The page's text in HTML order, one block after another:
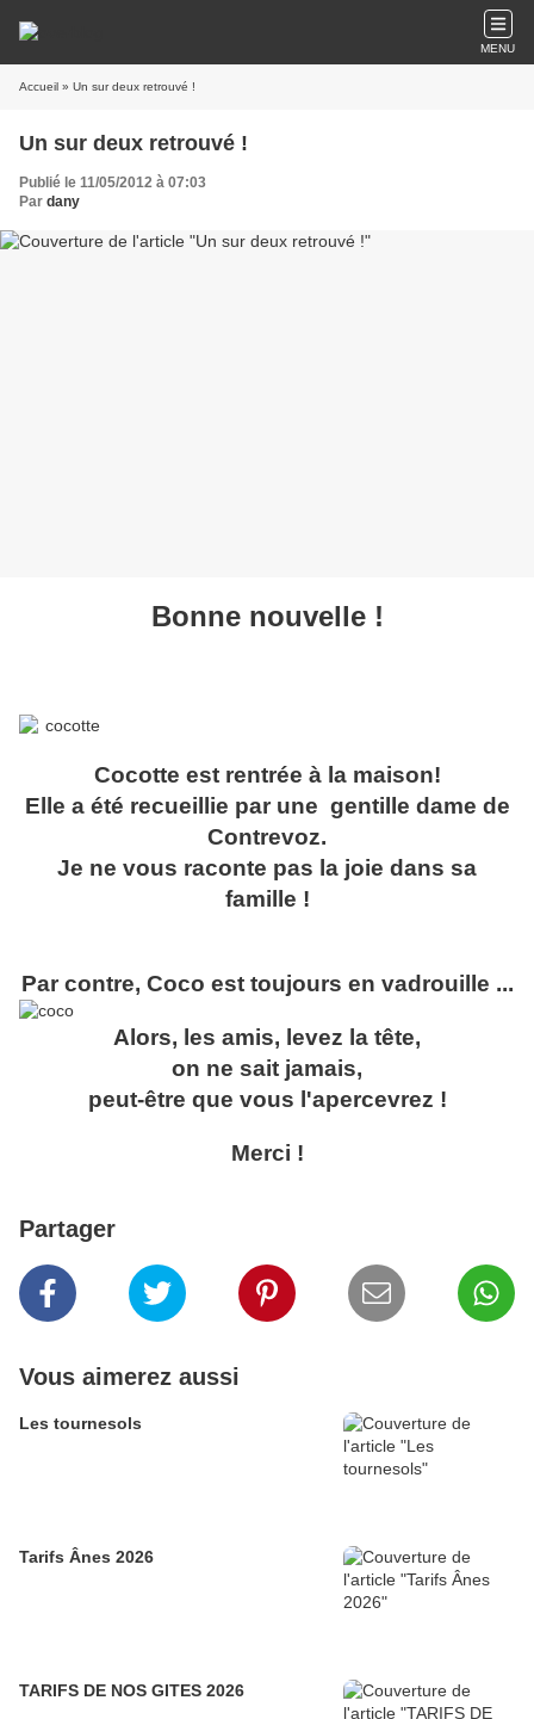
MENU
Accueil » Un sur deux retrouvé !
Un sur deux retrouvé !
Publié le 11/05/2012 à 07:03
Par dany
Bonne nouvelle !
Cocotte est rentrée à la maison!
Elle a été recueillie par une gentille dame de
Contrevoz.
Je ne vous raconte pas la joie dans sa
famille !
Par contre, Coco est toujours en vadrouille ...
Alors, les amis, levez la tête,
on ne sait jamais,
peut-être que vous l'apercevrez !
Merci !
Partager
Vous aimerez aussi
Les tournesols
Tarifs Ânes 2026
TARIFS DE NOS GITES 2026